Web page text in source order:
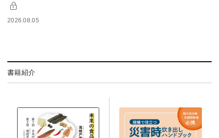
2026.08.05
書籍紹介